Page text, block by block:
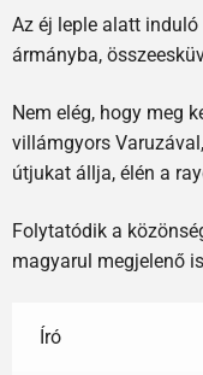
Az éj leple alatt
ármányba,
Nem elég, hogy meg
villámgyors
útjukat állja, élén a
Folytatódik a
magyarul megjelenő
Író